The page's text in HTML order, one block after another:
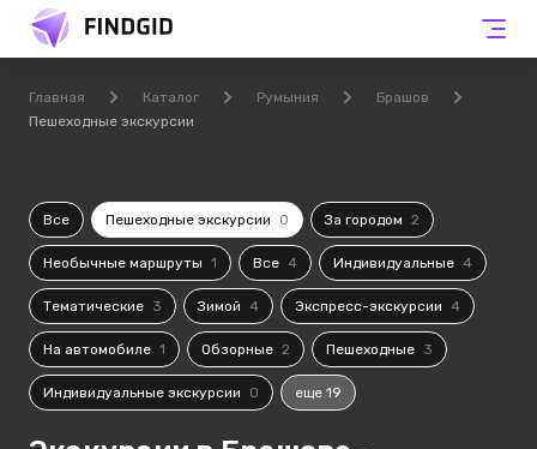
Главная Каталог Румыния
Брашов
Пешеходные экскурсии
Все Пешеходные экскурсии 0 За городом 2
Необычные маршруты 1 Все 4 Индивидуальные 4
Тематические 3 Зимой 4 Экспресс-экскурсии 4
На автомобиле 1 Обзорные 2 Пешеходные 3
Индивидуальные экскурсии 0 еще 19